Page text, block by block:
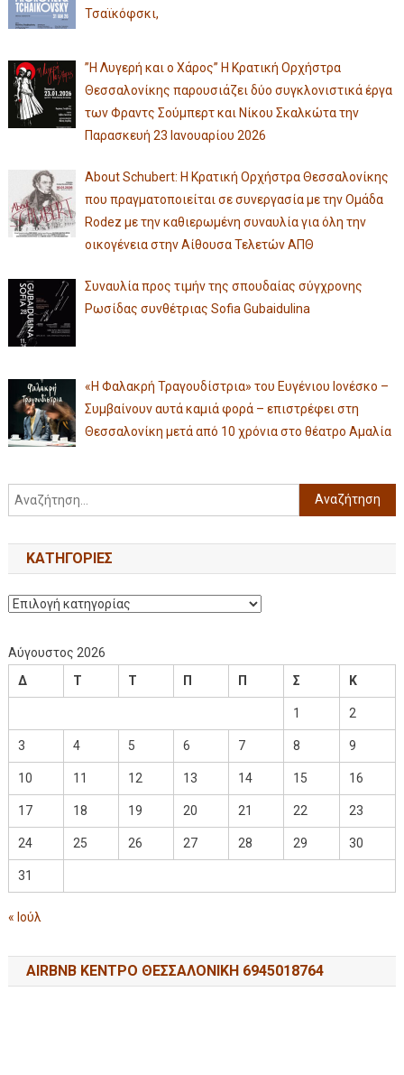
Τσαϊκόφσκι,
”Η Λυγερή και ο Χάρος” Η Κρατική Ορχήστρα
Θεσσαλονίκης παρουσιάζει δύο συγκλονιστικά έργα
των Φραντς Σούμπερτ και Νίκου Σκαλκώτα την
Παρασκευή 23 Ιανουαρίου 2026
About Schubert: Η Κρατική Ορχήστρα Θεσσαλονίκης
που πραγματοποιείται σε συνεργασία με την Ομάδα
Rodez με την καθιερωμένη συναυλία για όλη την
οικογένεια στην Αίθουσα Τελετών ΑΠΘ
Συναυλία προς τιμήν της σπουδαίας σύγχρονης
Ρωσίδας συνθέτριας Sofia Gubaidulina
«Η Φαλακρή Τραγουδίστρια» του Ευγένιου Ιονέσκο –
Συμβαίνουν αυτά καμιά φορά – επιστρέφει στη
Θεσσαλονίκη μετά από 10 χρόνια στο θέατρο Αμαλία
KΑΤΗΓΟΡΊΕΣ
Αύγουστος 2026
Δ
Τ Τ Π Π Σ Κ
1 2
3 4 5 6 7 8 9
10 11 12 13 14 15 16
17 18 19 20 21 22 23
24 25 26 27 28 29 30
31
« Ιούλ
AIRBNB ΚΕΝΤΡΟ ΘΕΣΣΑΛΟΝΙΚΗ 6945018764